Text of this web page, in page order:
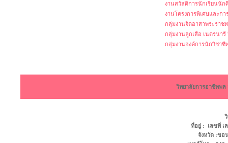
งานสวัสดิการนักเรียนนัก
งานโครงการพิเศษและก
กลุ่มงานจิตอาสาพระราชท
กลุ่มงานลูกเสือ เนตรนา
กลุ่มงานองค์การนักวิชาชี
วิทยาลัยการอาชีพพ
ที่อยู่ : เลขที่ เ
จังหวัด :ข